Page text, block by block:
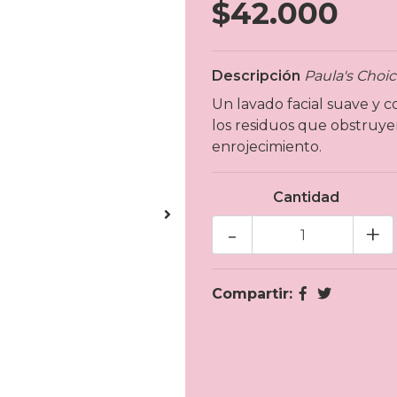
$42.000
Descripción Paula's
Un lavado facial suave y
los residuos que
enrojecimiento.
Cantidad
+
-
Compartir: